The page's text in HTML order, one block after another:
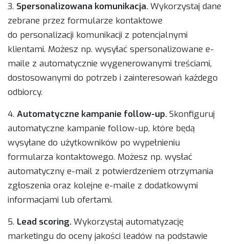
3. Spersonalizowana komunikacja. Wykorzystaj dane
zebrane przez formularze kontaktowe
do personalizacji komunikacji z potencjalnymi
klientami. Możesz np. wysyłać spersonalizowane e-
maile z automatycznie wygenerowanymi treściami,
dostosowanymi do potrzeb i zainteresowań każdego
odbiorcy.
4. Automatyczne kampanie follow-up. Skonfiguruj
automatyczne kampanie follow-up, które będą
wysyłane do użytkowników po wypełnieniu
formularza kontaktowego. Możesz np. wysłać
automatyczny e-mail z potwierdzeniem otrzymania
zgłoszenia oraz kolejne e-maile z dodatkowymi
informacjami lub ofertami.
5. Lead scoring. Wykorzystaj automatyzację
marketingu do oceny jakości leadów na podstawie